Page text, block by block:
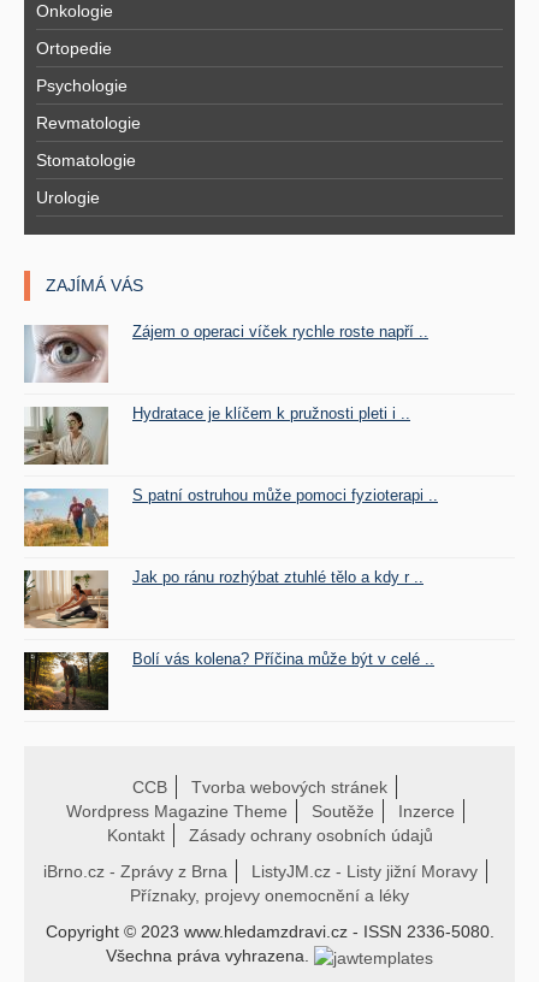
Onkologie
Ortopedie
Psychologie
Revmatologie
Stomatologie
Urologie
ZAJÍMÁ VÁS
Zájem o operaci víček rychle roste napří ..
Hydratace je klíčem k pružnosti pleti i ..
S patní ostruhou může pomoci fyzioterapi ..
Jak po ránu rozhýbat ztuhlé tělo a kdy r ..
Bolí vás kolena? Příčina může být v celé ..
CCB
Tvorba webových stránek
Wordpress Magazine Theme
Soutěže
Inzerce
Kontakt
Zásady ochrany osobních údajů
iBrno.cz - Zprávy z Brna
ListyJM.cz - Listy jižní Moravy
Příznaky, projevy onemocnění a léky
Copyright © 2023 www.hledamzdravi.cz - ISSN 2336-5080.
Všechna práva vyhrazena.